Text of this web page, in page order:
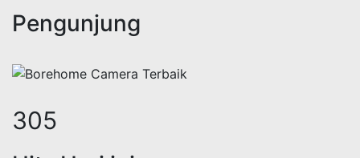
Pengunjung
375